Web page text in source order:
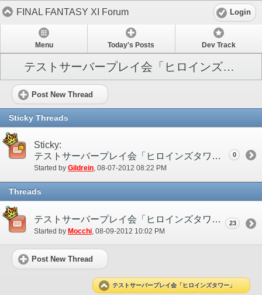
FINAL FANTASY XI Forum Login
Menu Today's Posts Dev Track
テストサーバープレイ会「ヒロインズタワー」
Post New Thread
Sticky Threads
Sticky:
テストサーバープレイ会「ヒロインズタワー」のお知らせ
Started by Gildrein‎, 08-07-2012 08:22 PM
0
Threads
テストサーバープレイ会「ヒロインズタワー」ご意見／感想用スレッド
Started by Mocchi ‎, 08-09-2012 10:02 PM
23
Post New Thread
テストサーバープレイ会「ヒロインズタワー」